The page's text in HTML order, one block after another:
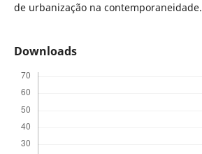
de urbanização na contemporaneidade.
Downloads